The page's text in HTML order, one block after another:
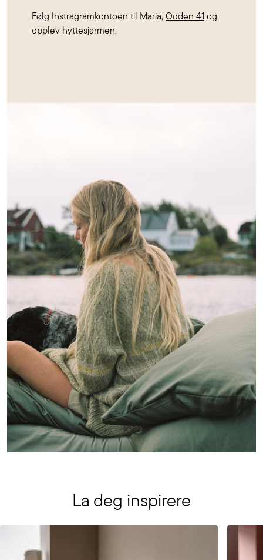
Følg Instragramkontoen til Maria,Odden 41 og
opplev hyttesjarmen.
La deg inspirere